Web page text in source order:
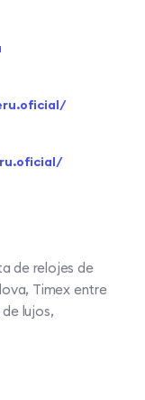
de relojes de
Timex entre
lujos,